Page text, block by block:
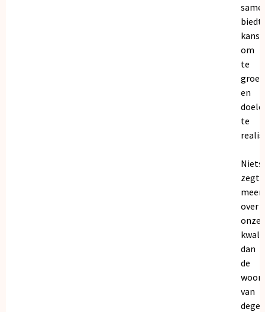
biedt
om
te
en
te
Niets
zegt
meer
over
onze
dan
de
van